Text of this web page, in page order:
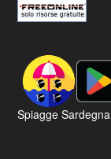
Spiagge Sardegna